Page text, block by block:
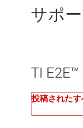
サポ
TI
投稿された